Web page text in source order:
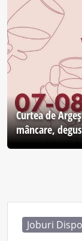
Curtea de
mâncare,
Joburi